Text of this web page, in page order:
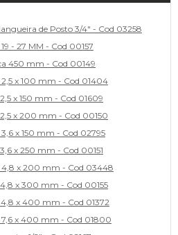
de Posto 3/4" - Cod 03258
- 27 MM - Cod 00157
450 mm - Cod 00149
x 100 mm - Cod 01404
x 150 mm - Cod 01609
x 200 mm - Cod 00150
x 150 mm - Cod 02795
x 250 mm - Cod 00151
x 200 mm - Cod 03448
x 300 mm - Cod 00155
x 400 mm - Cod 01372
x 400 mm - Cod 01800